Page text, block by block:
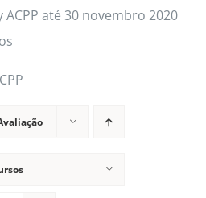
até 30 novembro 2020